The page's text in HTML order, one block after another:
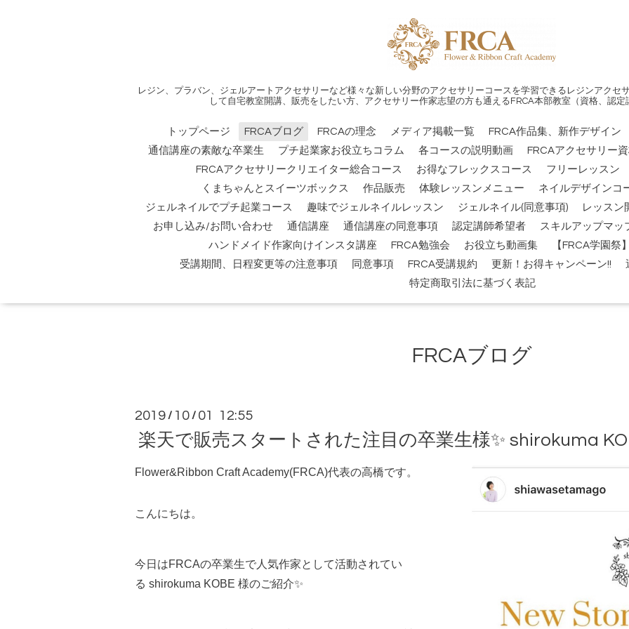
レジン、プラバン、ジェルアートアクセサリーなど様々な新しい分野のアクセサリーコースを学習できるレジンアクセ
して自宅教室開講、販売をしたい方、アクセサリー作家志望の方も通えるFRCA本部教室（資格、認
トップページ FRCAブログ FRCAの理念 メディア掲載一覧
FRCA作品集、新作デザイン
通信講座の素敵な卒業生
プチ起業家お役立ちコラム 各コースの説明動画
FRCAアクセサリー
FRCAアクセサリークリエイター総合コース
お得なフレックスコース
フリーレッスン
くまちゃんとスイーツボックス
作品販売 体験レッスンメニュー
ネイルデザインコ
ジェルネイルでプチ起業コース
趣味でジェルネイルレッスン ジェルネイル(同意事項)
レッスン
お申し込み/お問い合わせ
通信講座 通信講座の同意事項 認定講師希望者
スキルアップマッ
ハンドメイド作家向けインスタ講座
FRCA勉強会 お役立ち動画集
【FRCA学園祭
受講期間、日程変更等の注意事項
同意事項 FRCA受講規約 更新！お得キャンペーン!!
特定商取引法に基づく表記
FRCAブログ
2019 / 10 / 01 12:55
楽天で販売スタートされた注目の卒業生様✨ shirokuma
Flower&Ribbon Craft Academy(FRCA)代表の高橋です。
こんにちは。
今日はFRCAの卒業生で人気作家として活動されてい
る shirokuma KOBE 様のご紹介✨